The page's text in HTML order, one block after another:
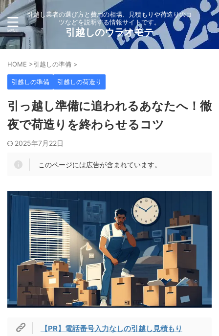
引越し業者の選び方と費用の相場、見積もりや荷造りのコ
ツなどを説明する情報サイトです。
引越しのウラオモテ
HOME >引越しの準備 >
引越しの準備 引越しの荷造り
引っ越し準備に追われるあなたへ！徹
夜で荷造りを終わらせるコツ
2025年7月22日
このページには広告が含まれています。
【PR】電話番号入力なしの引越し見積もり